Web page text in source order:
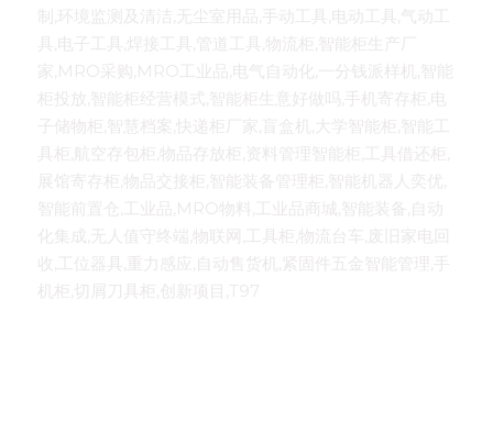
制,环境监测及清洁,无尘室用品,手动工具,电动工具,气动工
具,电子工具,焊接工具,管道工具,物流柜,智能柜生产厂
家,MRO采购,MRO工业品,电气自动化,一分钱派样机,智能
柜投放,智能柜经营模式,智能柜生意好做吗,手机寄存柜,电
子储物柜,智慧档案,快递柜厂家,盲盒机,大学智能柜,智能工
具柜,航空存包柜,物品存放柜,资料管理智能柜,工具借还柜,
展馆寄存柜,物品交接柜,智能装备管理柜,智能机器人奕优,
智能前置仓,工业品,MRO物料,工业品商城,智能装备,自动
化集成,无人值守终端,物联网,工具柜,物流台车,废旧家电回
收,工位器具,重力感应,自动售货机,紧固件五金智能管理,手
机柜,切屑刀具柜,创新项目,T97